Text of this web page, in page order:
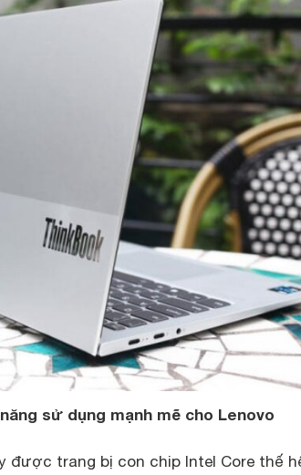
sử dụng mạnh mẽ cho Lenovo
được trang bị con chip Intel Core thế